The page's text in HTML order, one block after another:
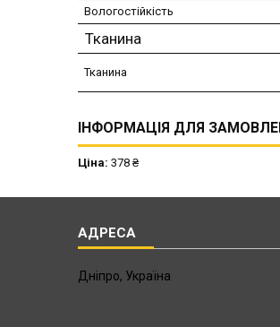
Вологостійкість
Тканина
Тканина
ІНФОРМАЦІЯ ДЛЯ
Ціна: 378 ₴
Дніпро, Україна